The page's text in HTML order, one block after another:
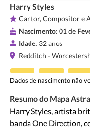
Harry Styles
Cantor, Compositor e
Nascimento: 01de
Idade: 32 anos
Redditch -
Dados de nascimento não
Resumo do Mapa
Harry Styles, artista
banda One Direction,